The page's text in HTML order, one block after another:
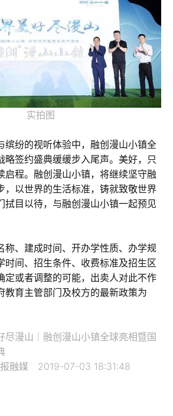
实拍图
缤纷的视听体验中，融创漫山小镇全
略签约盛典缓缓步入尾声。美好，只
启程。融创漫山小镇，将继续坚守融
，以世界的生活标准，铸就致敬世界
拭目以待，与融创漫山小镇一起预见
称、建成时间、开办学性质、办学规
时间、招生条件、收费标准及招生区
定或者调整的可能，出卖人对此不作
教育主管部门及校方的最新政策为
尽漫山｜融创漫山小镇全球亮相暨国
报融媒 2019-07-03 18:31:48